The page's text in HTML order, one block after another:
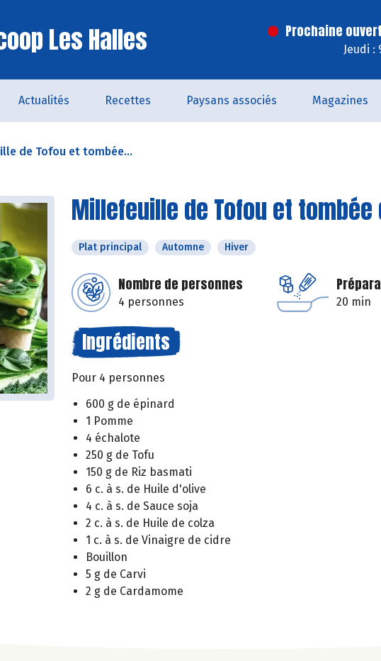
Les Halles Prochaine
Jeudi :
Actualités Recettes Paysans associés Magazines
de Tofou et tombée...
Millefeuille de Tofou et
Plat principal Automne Hiver
Nombre de personnes
4 personnes 20 min
Ingrédients
Pour 4 personnes
600 g de épinard
1 Pomme
4 échalote
250 g de Tofu
150 g de Riz basmati
6 c. à s. de Huile d'olive
4 c. à s. de Sauce soja
2 c. à s. de Huile de colza
1 c. à s. de Vinaigre de cidre
Bouillon
5 g de Carvi
2 g de Cardamome